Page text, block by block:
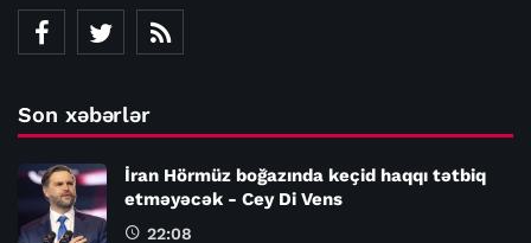
Son xəbərlər
İran Hörmüz boğazında keçid haqqı tətbiq
etməyəcək - Cey Di Vens
22:08